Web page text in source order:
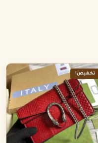
تخفيض!